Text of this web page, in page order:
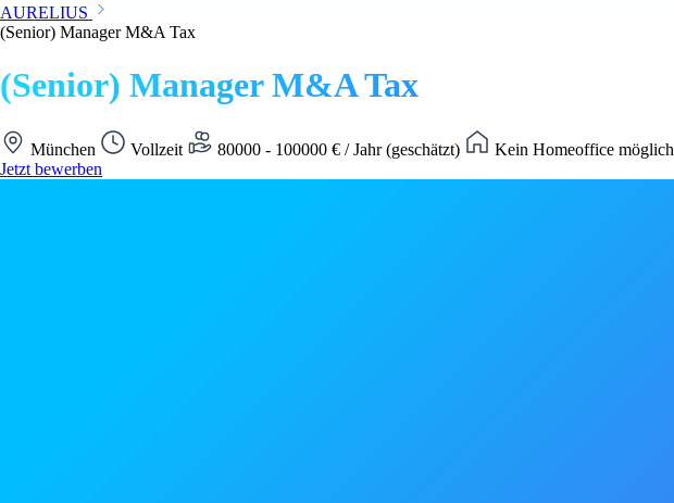
AURELIUS
(Senior) Manager M&A Tax
(Senior) Manager M&A Tax
München Vollzeit 80000 - 100000 € / Jahr (geschätzt)
Kein Homeoffice möglich
Jetzt bewerben